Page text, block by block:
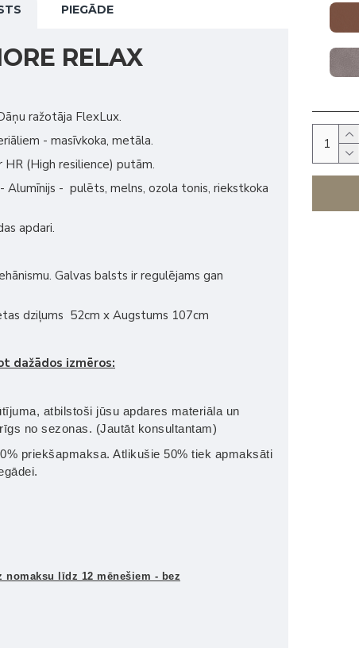
PIEGĀDE
RELAX
ražotāja FlexLux.
- masīvkoka, metāla.
(High resilience) putām.
Alumīnijs - pulēts, melns, ozola tonis, riekstkoka
apdari.
Galvas balsts ir regulējams gan
dziļums 52cm x Augstums 107cm
dažādos izmēros:
atbilstoši jūsu apdares materiāla un
no sezonas. (Jautāt konsultantam)
priekšapmaksa. Atlikušie 50% tiek apmaksāti
līdz 12 mēnešiem - bez